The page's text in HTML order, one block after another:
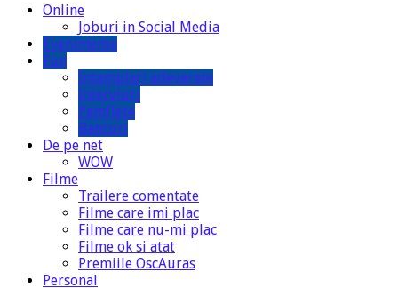
Online
Joburi in Social Media
Evenimente
Fun
Intamplari adevarate
Interviuri
Pamflete
Bancuri
De pe net
WOW
Filme
Trailere comentate
Filme care imi plac
Filme care nu-mi plac
Filme ok si atat
Premiile OscAuras
Personal